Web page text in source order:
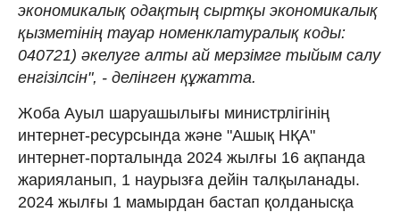
экономикалық одақтың сыртқы экономикалық
қызметінің тауар номенклатуралық коды:
040721) әкелуге алты ай мерзімге тыйым салу
енгізілсін", - делінген құжатта.
Жоба Ауыл шаруашылығы министрлігінің
интернет-ресурсында және "Ашық НҚА"
интернет-порталында 2024 жылғы 16 ақпанда
жарияланып, 1 наурызға дейін талқыланады.
2024 жылғы 1 мамырдан бастап қолданысқа